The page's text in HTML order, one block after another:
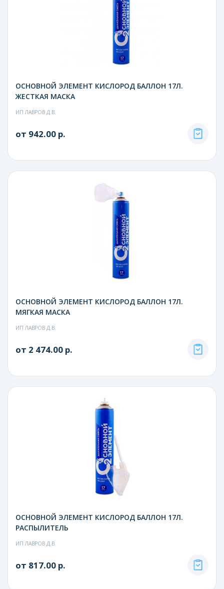
ОСНОВНОЙ ЭЛЕМЕНТ КИСЛОРОД БАЛЛОН 17Л.
ЖЕСТКАЯ МАСКА
ИП ЛАВРОВ Д.В.
от 942.00 р.
ОСНОВНОЙ ЭЛЕМЕНТ КИСЛОРОД БАЛЛОН 17Л.
МЯГКАЯ МАСКА
ИП ЛАВРОВ Д.В.
от 2 474.00 р.
ОСНОВНОЙ ЭЛЕМЕНТ КИСЛОРОД БАЛЛОН 17Л.
РАСПЫЛИТЕЛЬ
ИП ЛАВРОВ Д.В.
от 817.00 р.